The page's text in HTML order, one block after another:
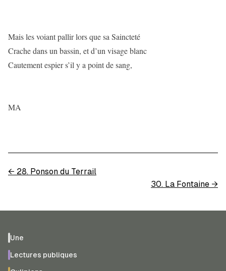
Mais les voiant pallir lors que sa Saincteté
Crache dans un bassin, et d’un visage blanc
Cautement espier s’il y a point de sang,
MA
← 28. Ponson du Terrail
30. La Fontaine →
Une
Lectures publiques